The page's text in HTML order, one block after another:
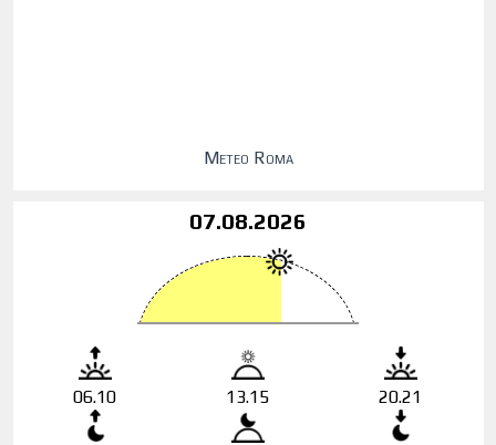
Meteo Roma
07.08.2026
06.10 13.15 20.21